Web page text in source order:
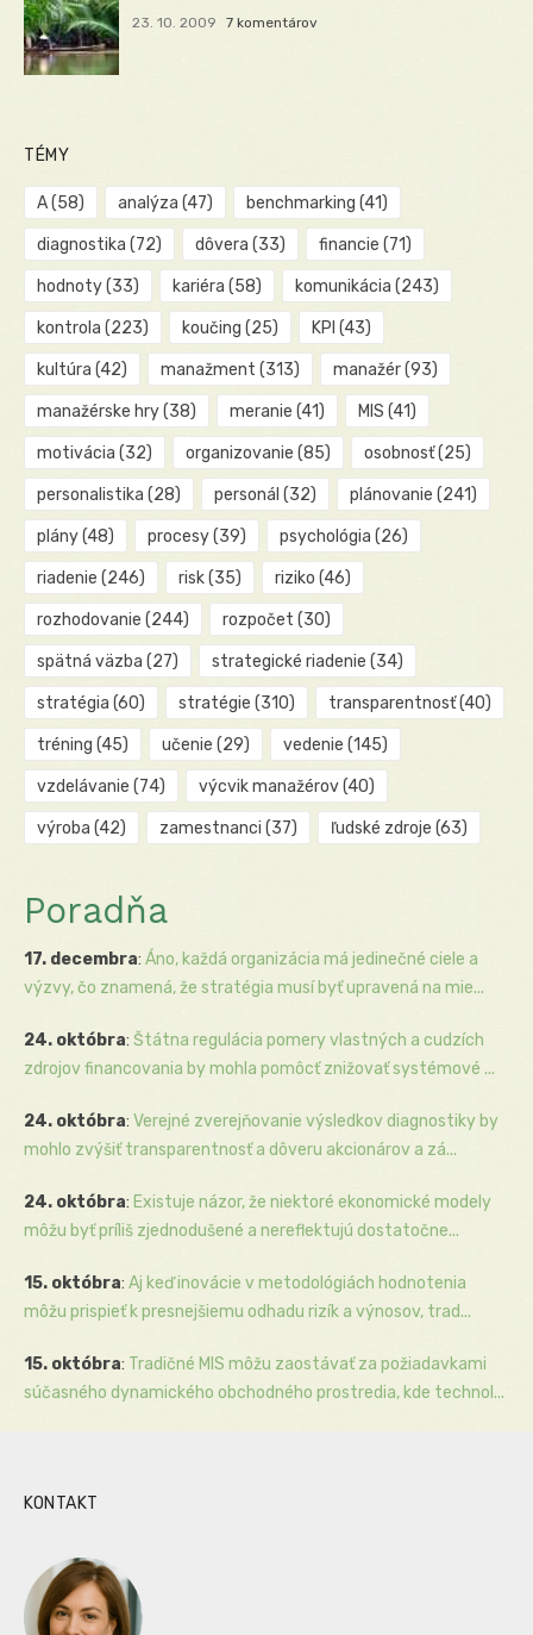
23. 10. 2009 7 komentárov
TÉMY
A(58) analýza (47) benchmarking (41)
diagnostika (72) dôvera (33) financie (71)
hodnoty(33) kariéra (58) komunikácia (243)
kontrola (223) koučing (25) KPI (43)
kultúra (42) manažment (313) manažér(93)
manažérske hry(38) meranie (41) MIS (41)
motivácia (32) organizovanie (85) osobnosť(25)
personalistika (28) personál (32) plánovanie (241)
plány(48) procesy(39) psychológia (26)
riadenie (246) risk(35) riziko (46)
rozhodovanie (244) rozpočet (30)
spätná väzba (27) strategické riadenie (34)
stratégia (60) stratégie (310) transparentnosť(40)
tréning (45) učenie (29) vedenie (145)
vzdelávanie (74) výcvik manažérov(40)
výroba (42) zamestnanci (37) ľudské zdroje (63)
Poradňa
17. decembra: Áno, každá organizácia má jedinečné ciele a
výzvy, čo znamená, že stratégia musí byť upravená na mie...
24. októbra: Štátna regulácia pomery vlastných a cudzích
zdrojov financovania by mohla pomôcť znižovať systémové ...
24. októbra: Verejné zverejňovanie výsledkov diagnostiky by
mohlo zvýšiť transparentnosť a dôveru akcionárov a zá...
24. októbra: Existuje názor, že niektoré ekonomické modely
môžu byť príliš zjednodušené a nereflektujú dostatočne...
15. októbra: Aj keď inovácie v metodológiách hodnotenia
môžu prispieť k presnejšiemu odhadu rizík a výnosov, trad...
15. októbra: Tradičné MIS môžu zaostávať za požiadavkami
súčasného dynamického obchodného prostredia, kde technol...
KONTAKT